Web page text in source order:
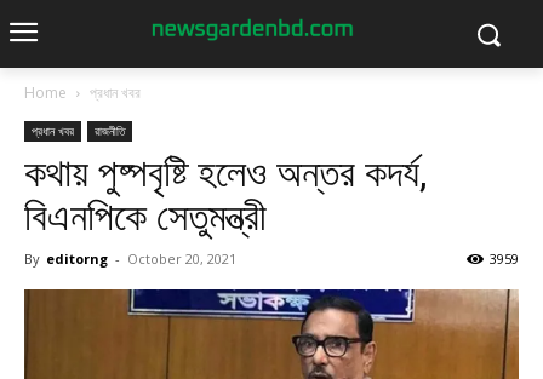
Home প্রধান খবর
প্রধান খবর রাজনীতি
কথায় পুষ্পবৃষ্টি হলেও অন্তর কদর্য,
বিএনপিকে সেতুমন্ত্রী
By editorng - October 20, 2021 3959